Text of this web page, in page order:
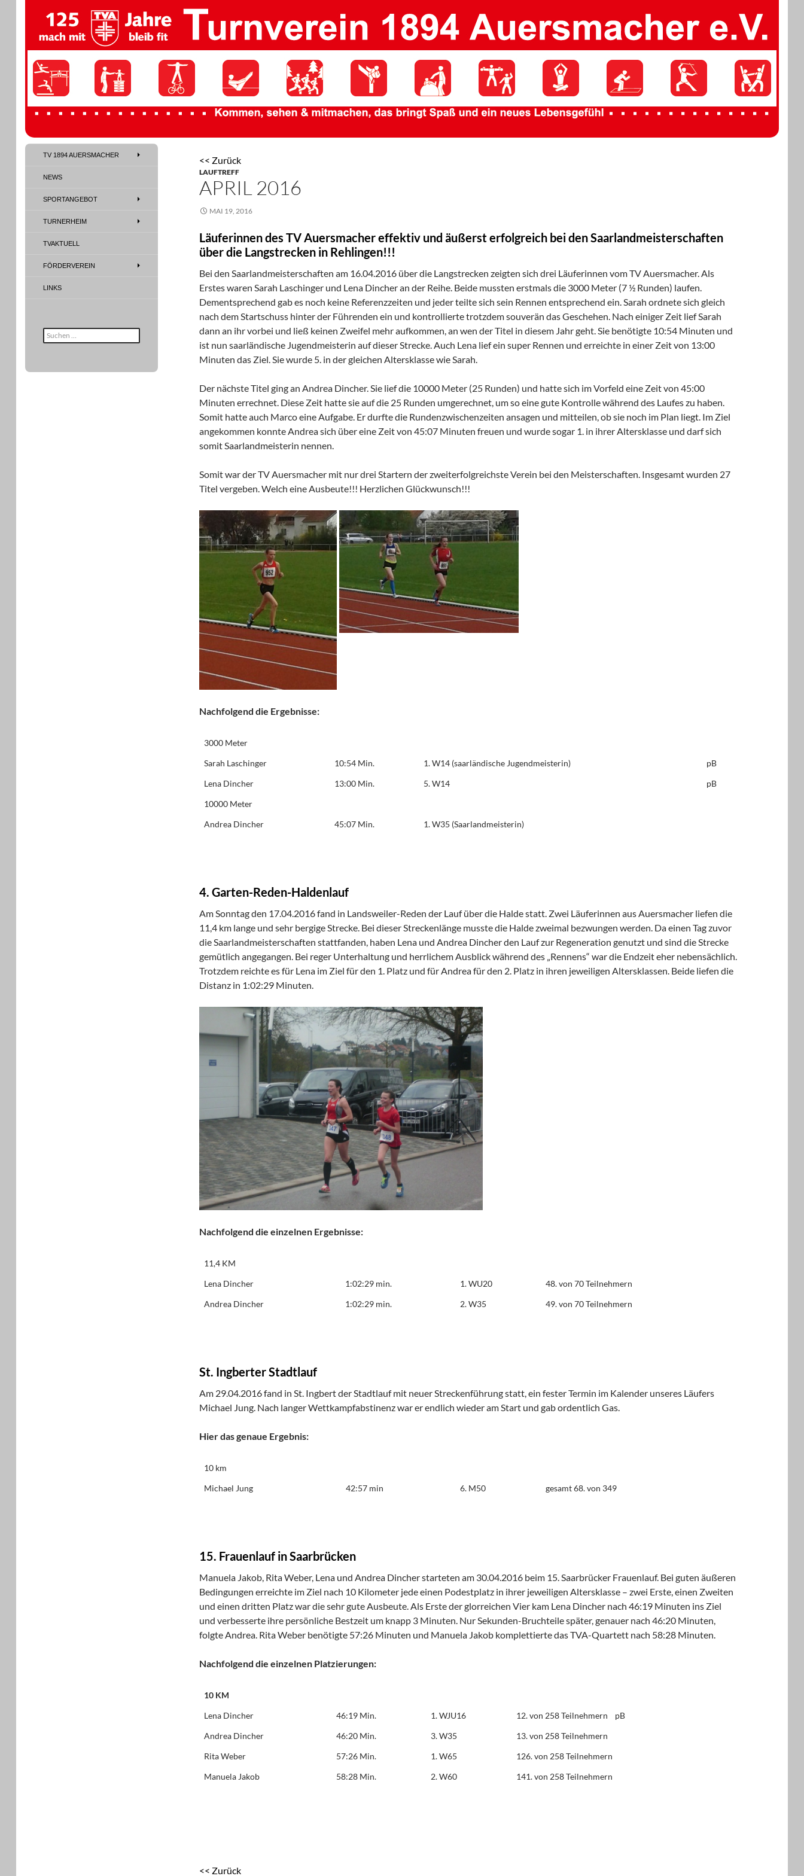
TV 1894 Auersmacher
<< Zurück
LAUFTREFF
APRIL 2016
MAI 19, 2016
Läuferinnen des TV Auersmacher effektiv und äußerst erfolgreich bei den Saarlandmeisterschaften
über die Langstrecken in Rehlingen!!!
Bei den Saarlandmeisterschaften am 16.04.2016 über die Langstrecken zeigten sich drei Läuferinnen vom TV Auersmacher. Als
Erstes waren Sarah Laschinger und Lena Dincher an der Reihe. Beide mussten erstmals die 3000 Meter (7 ½ Runden) laufen.
Dementsprechend gab es noch keine Referenzzeiten und jeder teilte sich sein Rennen entsprechend ein. Sarah ordnete sich gleich
nach dem Startschuss hinter der Führenden ein und kontrollierte trotzdem souverän das Geschehen. Nach einiger Zeit lief Sarah
dann an ihr vorbei und ließ keinen Zweifel mehr aufkommen, an wen der Titel in diesem Jahr geht. Sie benötigte 10:54 Minuten und
ist nun saarländische Jugendmeisterin auf dieser Strecke. Auch Lena lief ein super Rennen und erreichte in einer Zeit von 13:00
Minuten das Ziel. Sie wurde 5. in der gleichen Altersklasse wie Sarah.
Der nächste Titel ging an Andrea Dincher. Sie lief die 10000 Meter (25 Runden) und hatte sich im Vorfeld eine Zeit von 45:00
Minuten errechnet. Diese Zeit hatte sie auf die 25 Runden umgerechnet, um so eine gute Kontrolle während des Laufes zu haben.
Somit hatte auch Marco eine Aufgabe. Er durfte die Rundenzwischenzeiten ansagen und mitteilen, ob sie noch im Plan liegt. Im Ziel
angekommen konnte Andrea sich über eine Zeit von 45:07 Minuten freuen und wurde sogar 1. in ihrer Altersklasse und darf sich
somit Saarlandmeisterin nennen.
Somit war der TV Auersmacher mit nur drei Startern der zweiterfolgreichste Verein bei den Meisterschaften. Insgesamt wurden 27
Titel vergeben. Welch eine Ausbeute!!! Herzlichen Glückwunsch!!!
Nachfolgend die Ergebnisse:
3000 Meter
Sarah Laschinger
10:54 Min. 1. W14 (saarländische Jugendmeisterin)
pB
Lena Dincher
13:00 Min. 5. W14
pB
10000 Meter
Andrea Dincher
45:07 Min. 1. W35 (Saarlandmeisterin)
4. Garten-Reden-Haldenlauf
Am Sonntag den 17.04.2016 fand in Landsweiler-Reden der Lauf über die Halde statt. Zwei Läuferinnen aus Auersmacher liefen die
11,4 km lange und sehr bergige Strecke. Bei dieser Streckenlänge musste die Halde zweimal bezwungen werden. Da einen Tag zuvor
die Saarlandmeisterschaften stattfanden, haben Lena und Andrea Dincher den Lauf zur Regeneration genutzt und sind die Strecke
gemütlich angegangen. Bei reger Unterhaltung und herrlichem Ausblick während des „Rennens“ war die Endzeit eher nebensächlich.
Trotzdem reichte es für Lena im Ziel für den 1. Platz und für Andrea für den 2. Platz in ihren jeweiligen Altersklassen. Beide liefen die
Distanz in 1:02:29 Minuten.
Nachfolgend die einzelnen Ergebnisse:
11,4 KM
Lena Dincher
1:02:29 min. 1. WU20
48. von 70 Teilnehmern
Andrea Dincher
1:02:29 min. 2. W35 49. von 70 Teilnehmern
St. Ingberter Stadtlauf
Am 29.04.2016 fand in St. Ingbert der Stadtlauf mit neuer Streckenführung statt, ein fester Termin im Kalender unseres Läufers
Michael Jung. Nach langer Wettkampfabstinenz war er endlich wieder am Start und gab ordentlich Gas.
Hier das genaue Ergebnis:
10 km
Michael Jung
42:57 min 6. M50 gesamt 68. von 349
15. Frauenlauf in Saarbrücken
Manuela Jakob, Rita Weber, Lena und Andrea Dincher starteten am 30.04.2016 beim 15. Saarbrücker Frauenlauf. Bei guten äußeren
Bedingungen erreichte im Ziel nach 10 Kilometer jede einen Podestplatz in ihrer jeweiligen Altersklasse – zwei Erste, einen Zweiten
und einen dritten Platz war die sehr gute Ausbeute. Als Erste der glorreichen Vier kam Lena Dincher nach 46:19 Minuten ins Ziel
und verbesserte ihre persönliche Bestzeit um knapp 3 Minuten. Nur Sekunden-Bruchteile später, genauer nach 46:20 Minuten,
folgte Andrea. Rita Weber benötigte 57:26 Minuten und Manuela Jakob komplettierte das TVA-Quartett nach 58:28 Minuten.
Nachfolgend die einzelnen Platzierungen:
10 KM
Lena Dincher
46:19 Min. 1. WJU16
12. von 258 Teilnehmern pB
Andrea Dincher
46:20 Min. 3. W35
13. von 258 Teilnehmern
Rita Weber
57:26 Min. 1. W65
126. von 258 Teilnehmern
Manuela Jakob
58:28 Min. 2. W60 141. von 258 Teilnehmern
<< Zurück
TV 1894 Auersmacher
TV 1894 AUERSMACHER
NEWS
SPORTANGEBOT
TURNERHEIM
TVAKTUELL
FÖRDERVEREIN
LINKS
Suche
nach: